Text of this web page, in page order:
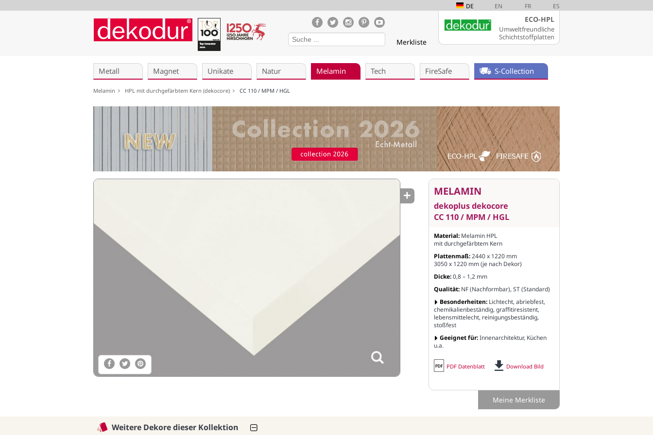
DE EN FR ES
Merkliste
ECO-HPL
Umweltfreundliche
Schichtstoffplatten
Metall Magnet Unikate Natur Melamin Tech FireSafe S-Collection
Melamin HPL mit durchgefärbtem Kern (dekocore) CC 110 / MPM / HGL
MELAMIN
dekoplus dekocore
CC 110 / MPM / HGL
Material: Melamin HPL
mit durchgefärbtem Kern
Plattenmaß:2440 x 1220 mm
3050 x 1220 mm (je nach Dekor)
Dicke:0,8 – 1,2 mm
Qualität: NF (Nachformbar), ST (Standard)
Besonderheiten: Lichtecht, abriebfest,
chemikalienbeständig, graffitiresistent,
lebensmittelecht, reinigungsbeständig,
stoßfest
Geeignet für:Innenarchitektur, Küchen
u.a.
PDF Datenblatt Download Bild
Meine Merkliste
Weitere Dekore dieser Kollektion